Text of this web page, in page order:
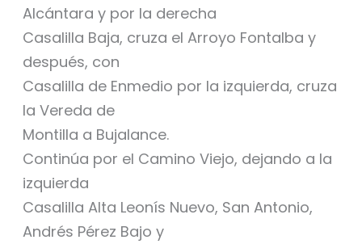
Alcántara y por la derecha
Casalilla Baja, cruza el Arroyo Fontalba y
después, con
Casalilla de Enmedio por la izquierda, cruza
la Vereda de
Montilla a Bujalance.
Continúa por el Camino Viejo, dejando a la
izquierda
Casalilla Alta Leonís Nuevo, San Antonio,
Andrés Pérez Bajo y